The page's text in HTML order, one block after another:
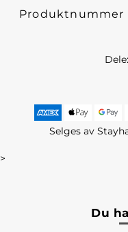
Produktnummer
Dele:
Selges av
>
Du